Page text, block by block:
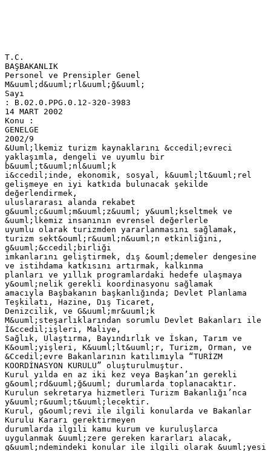
T.C.
BAŞBAKANLIK
Personel ve Prensipler Genel
M&uuml;d&uuml;rl&uuml;ğ&uuml;
Sayı
: B.02.0.PPG.0.12-320-3983
14 MART 2002
Konu :
GENELGE
2002/9
&Uuml;lkemiz turizm kaynaklarını &ccedil;evreci
yaklaşımla, dengeli ve uyumlu bir
b&uuml;t&uuml;nl&uuml;k
i&ccedil;inde, ekonomik, sosyal, k&uuml;lt&uuml;rel
gelişmeye en iyi katkıda bulunacak şekilde
değerlendirmek,
uluslararası alanda rekabet
g&uuml;c&uuml;m&uuml;z&uuml; y&uuml;kseltmek ve
&uuml;lkemiz insanının evrensel değerlerle
uyumlu olarak turizmden yararlanmasını sağlamak,
turizm sekt&ouml;r&uuml;n&uuml;n etkinliğini,
g&uuml;&ccedil;birliği
imkanlarını geliştirmek, dış &ouml;demeler dengesine
ve istihdama katkısını artırmak, kalkınma
planları ve yıllık programlardaki hedefe ulaşmaya
y&ouml;nelik gerekli koordinasyonu sağlamak
amacıyla Başbakanın başkanlığında; Devlet Planlama
Teşkilatı, Hazine, Dış Ticaret,
Denizcilik, ve G&uuml;mr&uuml;k
M&uuml;steşarlıklarından sorumlu Devlet Bakanları ile
İ&ccedil;işleri, Maliye,
Sağlık, Ulaştırma, Bayındırlık ve İskan, Tarım ve
K&ouml;yişleri, K&uuml;lt&uuml;r, Turizm, Orman, ve
&Ccedil;evre Bakanlarının katılımıyla “TURİZM
KOORDİNASYON KURULU” oluşturulmuştur.
Kurul yılda en az iki kez veya Başkan’ın gerekli
g&ouml;rd&uuml;ğ&uuml; durumlarda toplanacaktır.
Kurulun sekretarya hizmetleri Turizm Bakanlığı’nca
y&uuml;r&uuml;t&uuml;lecektir.
Kurul, g&ouml;revi ile ilgili konularda ve Bakanlar
Kurulu Kararı gerektirmeyen
durumlarda ilgili kamu kurum ve kuruluşlarca
uygulanmak &uuml;zere gereken kararları alacak,
g&uuml;ndemindeki konular ile ilgili olarak &uuml;yesi